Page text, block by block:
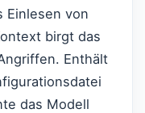
Einlesen von
birgt das
Enthält
das Modell